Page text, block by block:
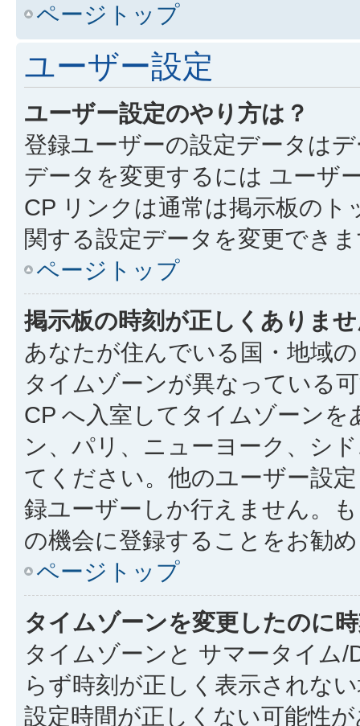
ページトップ
ユーザー設定
ユーザー設定のやり方は？
登録ユーザーの設定データは
データを変更するには ユーザ
CP リンクは通常は掲示板の
関する設定データを変更でき
ページトップ
掲示板の時刻が正しくありま
あなたが住んでいる国・地域
タイムゾーンが異なっている
CP へ入室してタイムゾーン
ン、パリ、ニューヨーク、シ
てください。他のユーザー設
録ユーザーしか行えません。
の機会に登録することをお勧
ページトップ
タイムゾーンを変更したのに
タイムゾーンと サマータイム
らず時刻が正しく表示されな
設定時間が正しくない可能性